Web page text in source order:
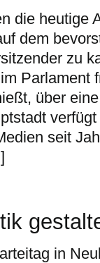
die heutige
dem
zu
Parlament
über
seit
in